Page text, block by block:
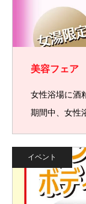
美容フェア
女性浴場に酒
期間中、女性
イベント